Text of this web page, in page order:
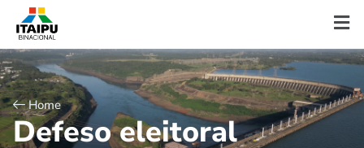
Home
Defeso eleitoral